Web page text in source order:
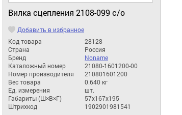
Вилка сцепления 2108-099 с/о
Добавить в избранное
Код товара
28128
Страна
Россия
Бренд
Noname
Каталожный номер
21080-1601200-00
Номер производителя
210801601200
Вес товара
0.640 кг
Ед. измерения
шт.
Габариты (Ш×В×Г)
57x167x195
Штрихкод
1902901981541